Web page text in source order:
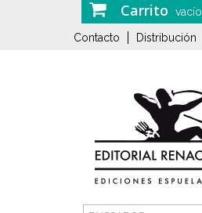
Carrito vacío
Contacto Distribución